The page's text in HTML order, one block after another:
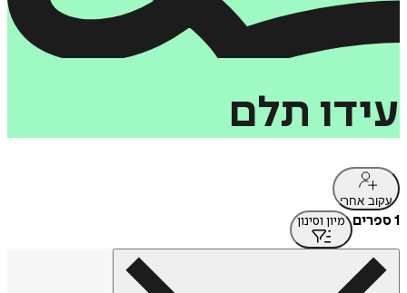
עידו תלם
עקוב אחרי
1 ספרים מיון וסינון